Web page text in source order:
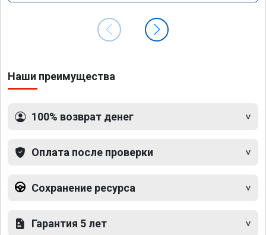
Наши преимущества
100% возврат денег
Оплата после проверки
Сохранение ресурса
Гарантия 5 лет